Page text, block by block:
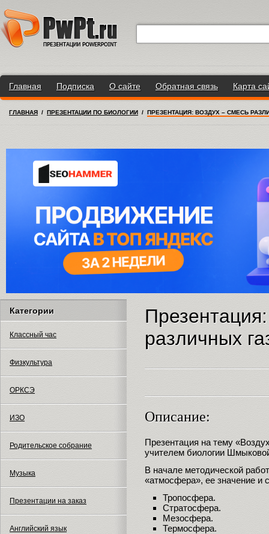
Главная Подписка О сайте Обратная связь Карта
ГЛАВНАЯ / ПРЕЗЕНТАЦИИ ПО БИОЛОГИИ / ПРЕЗЕНТАЦИЯ: ВОЗДУХ – СМЕСЬ
Категории
Классный час
Физкультура
ОРКСЭ
ИЗО
Родительское собрание
Музыка
Презентации на заказ
Английский язык
различных
Описание:
Презентация на тему
учителем биологии
В начале методической
«атмосфера», ее значение и
Тропосфера.
Стратосфера.
Мезосфера.
Термосфера.